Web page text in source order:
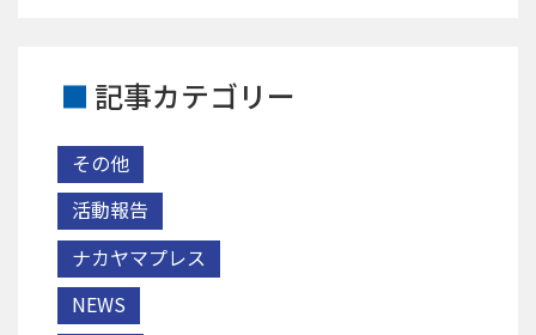
記事カテゴリー
その他
活動報告
ナカヤマプレス
NEWS